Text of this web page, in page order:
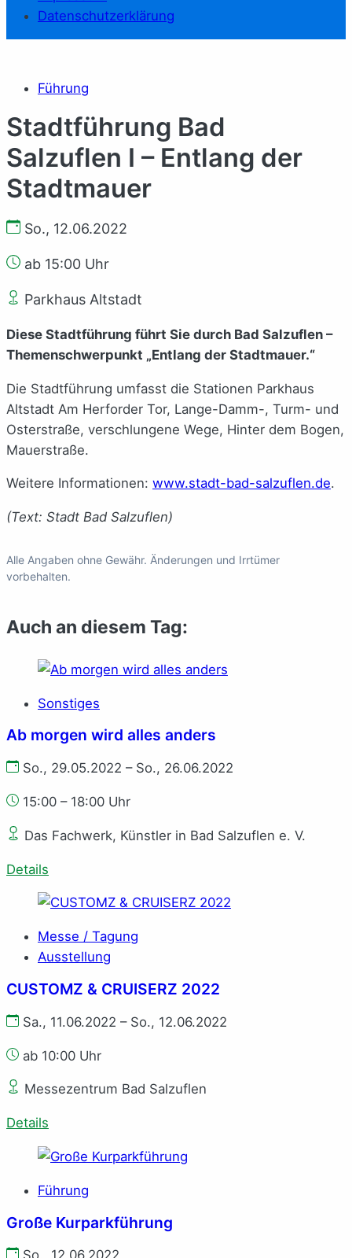
Datenschutzerklärung
Führung
Stadtführung Bad
Salzuflen I – Entlang der
Stadtmauer
So., 12.06.2022
ab 15:00 Uhr
Parkhaus Altstadt
Diese Stadtführung führt Sie durch Bad Salzuflen –
Themenschwerpunkt „Entlang der Stadtmauer.“
Die Stadtführung umfasst die Stationen Parkhaus
Altstadt Am Herforder Tor, Lange-Damm-, Turm- und
Osterstraße, verschlungene Wege, Hinter dem Bogen,
Mauerstraße.
Weitere Informationen: www.stadt-bad-salzuflen.de.
(Text: Stadt Bad Salzuflen)
Alle Angaben ohne Gewähr. Änderungen und Irrtümer
vorbehalten.
Auch an diesem Tag:
Sonstiges
Ab morgen wird alles anders
So., 29.05.2022 – So., 26.06.2022
15:00 – 18:00 Uhr
Das Fachwerk, Künstler in Bad Salzuflen e. V.
Details
Messe / Tagung
Ausstellung
CUSTOMZ & CRUISERZ 2022
Sa., 11.06.2022 – So., 12.06.2022
ab 10:00 Uhr
Messezentrum Bad Salzuflen
Details
Führung
Große Kurparkführung